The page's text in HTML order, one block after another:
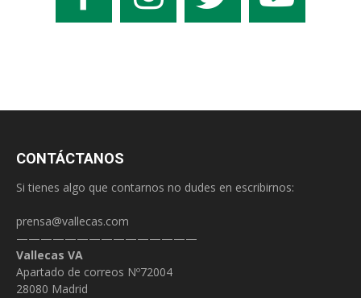
CONTÁCTANOS
Si tienes algo que contarnos no dudes en escribirnos:
prensa@vallecas.com
———————————————
Vallecas VA
Apartado de correos Nº72004
28080 Madrid